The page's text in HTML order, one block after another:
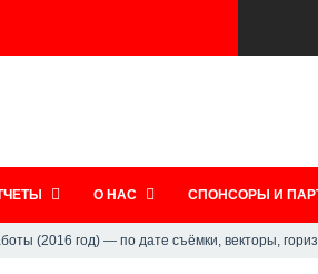
О НАС СПОНСОРЫ И
(2016 год) — по дате съёмки, векторы,